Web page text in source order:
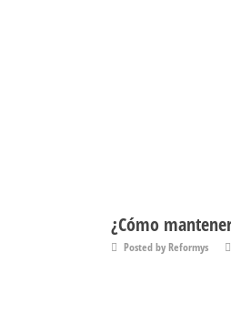
¿Cómo
Posted by Reformys